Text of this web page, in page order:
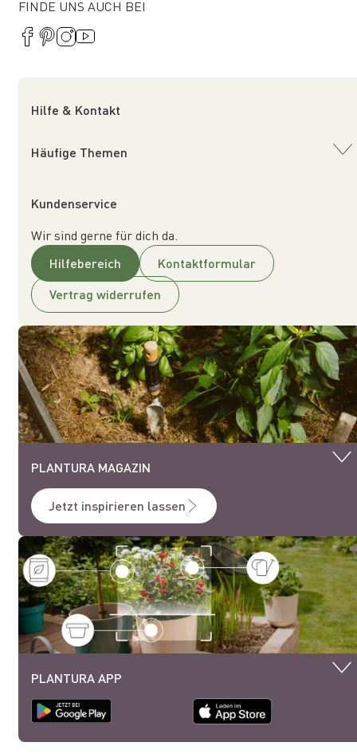
FINDE UNS AUCH BEI
Hilfe & Kontakt
Häufige Themen
Kundenservice
Wir sind gerne für dich da.
Hilfebereich
Kontaktformular
Vertrag widerrufen
PLANTURA MAGAZIN
Jetzt inspirieren lassen
PLANTURA APP